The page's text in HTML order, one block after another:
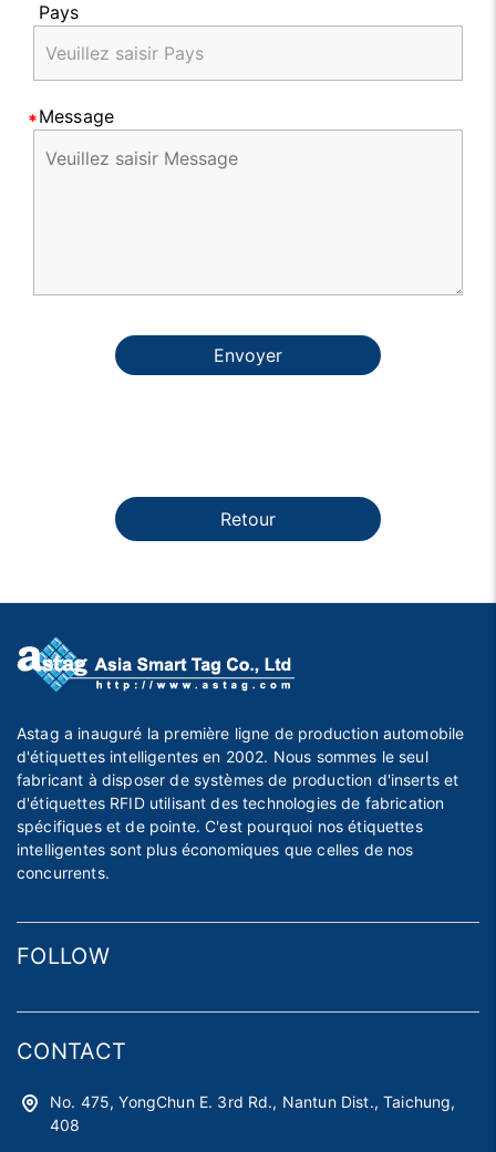
Pays
Message
Envoyer
Retour
Astag a inauguré la première ligne de production automobile
d'étiquettes intelligentes en 2002. Nous sommes le seul
fabricant à disposer de systèmes de production d'inserts et
d'étiquettes RFID utilisant des technologies de fabrication
spécifiques et de pointe. C'est pourquoi nos étiquettes
intelligentes sont plus économiques que celles de nos
concurrents.
FOLLOW
CONTACT
No. 475, YongChun E. 3rd Rd., Nantun Dist., Taichung,
408